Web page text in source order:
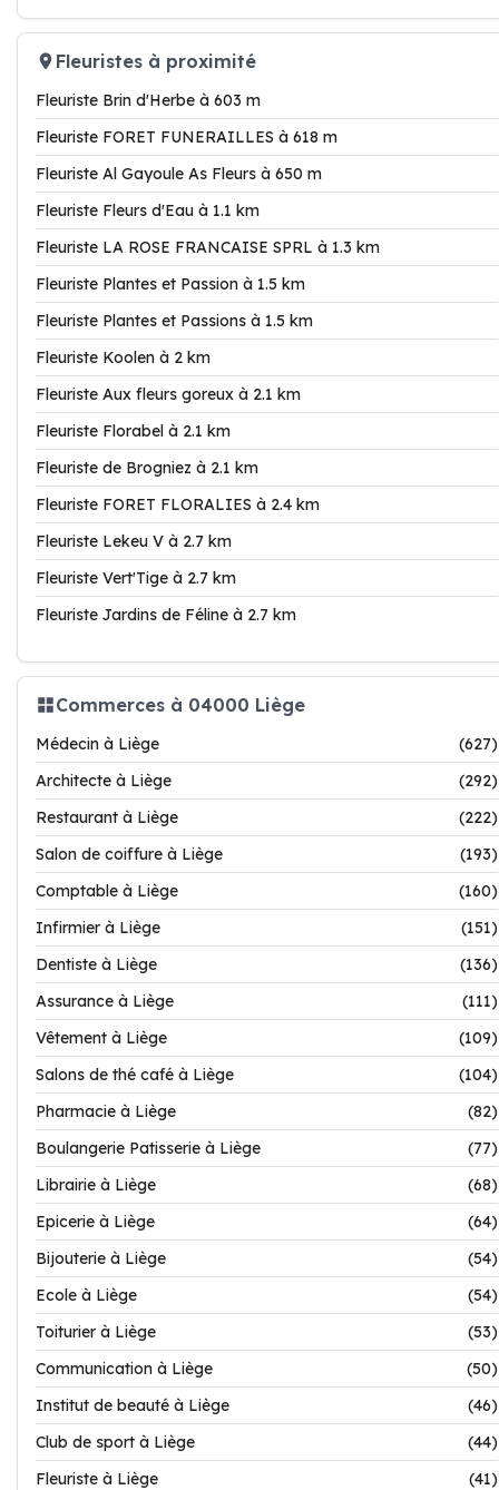
Fleuristes à proximité
Fleuriste Brin d'Herbe à 603 m
Fleuriste FORET FUNERAILLES à 618 m
Fleuriste Al Gayoule As Fleurs à 650 m
Fleuriste Fleurs d'Eau à 1.1 km
Fleuriste LA ROSE FRANCAISE SPRL à 1.3 km
Fleuriste Plantes et Passion à 1.5 km
Fleuriste Plantes et Passions à 1.5 km
Fleuriste Koolen à 2 km
Fleuriste Aux fleurs goreux à 2.1 km
Fleuriste Florabel à 2.1 km
Fleuriste de Brogniez à 2.1 km
Fleuriste FORET FLORALIES à 2.4 km
Fleuriste Lekeu V à 2.7 km
Fleuriste Vert'Tige à 2.7 km
Fleuriste Jardins de Féline à 2.7 km
Commerces à 04000 Liège
Médecin à Liège
(627)
Architecte à Liège
(292)
Restaurant à Liège
(222)
Salon de coiffure à Liège
(193)
Comptable à Liège
(160)
Infirmier à Liège
(151)
Dentiste à Liège
(136)
Assurance à Liège
(111)
Vêtement à Liège
(109)
Salons de thé café à Liège
(104)
Pharmacie à Liège
(82)
Boulangerie Patisserie à Liège
(77)
Librairie à Liège
(68)
Epicerie à Liège
(64)
Bijouterie à Liège
(54)
Ecole à Liège
(54)
Toiturier à Liège
(53)
Communication à Liège
(50)
Institut de beauté à Liège
(46)
Club de sport à Liège
(44)
Fleuriste à Liège
(41)